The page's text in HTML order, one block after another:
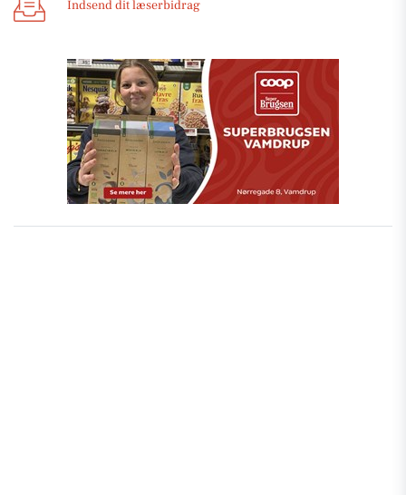
Indsend dit læserbidrag